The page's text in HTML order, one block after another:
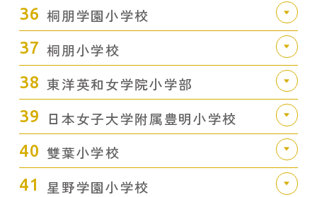
36 桐朋学園小学校
37 桐朋小学校
38 東洋英和女学院小学部
39 日本女子大学附属豊明小学校
40 雙葉小学校
41 星野学園小学校